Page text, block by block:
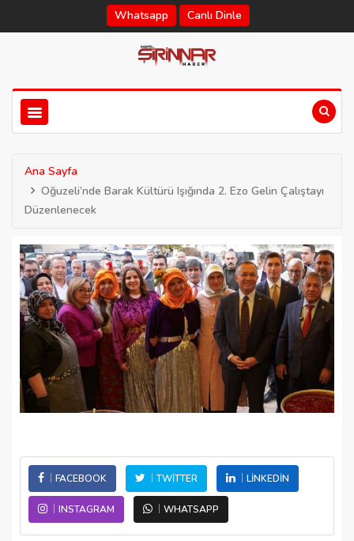
Whatsapp Canlı Dinle
Ana Sayfa
Oğuzeli’nde Barak Kültürü Işığında 2. Ezo Gelin Çalıştayı
Düzenlenecek
FACEBOOK TWITTER LINKEDIN
INSTAGRAM WHATSAPP